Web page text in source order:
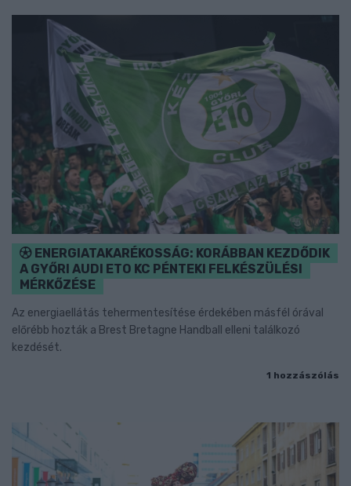
ENERGIATAKARÉKOSSÁG: KORÁBBAN KEZDŐDIK
A GYŐRI AUDI ETO KC PÉNTEKI FELKÉSZÜLÉSI
MÉRKŐZÉSE
Az energiaellátás tehermentesítése érdekében másfél órával
előrébb hozták a Brest Bretagne Handball elleni találkozó
kezdését.
1 hozzászólás